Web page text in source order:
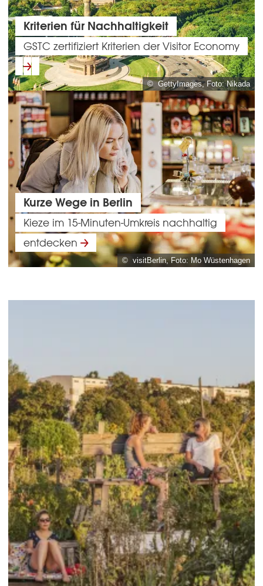
© GettyImages, Foto: Nikada
Kriterien für Nachhaltigkeit
GSTC zertifiziert Kriterien der Visitor Economy
© visitBerlin, Foto: Mo Wüstenhagen
Kurze Wege in Berlin
Kieze im 15-Minuten-Umkreis nachhaltig
entdecken